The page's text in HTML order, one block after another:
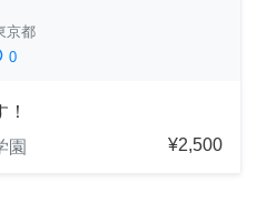
京都
0
園
¥2,500